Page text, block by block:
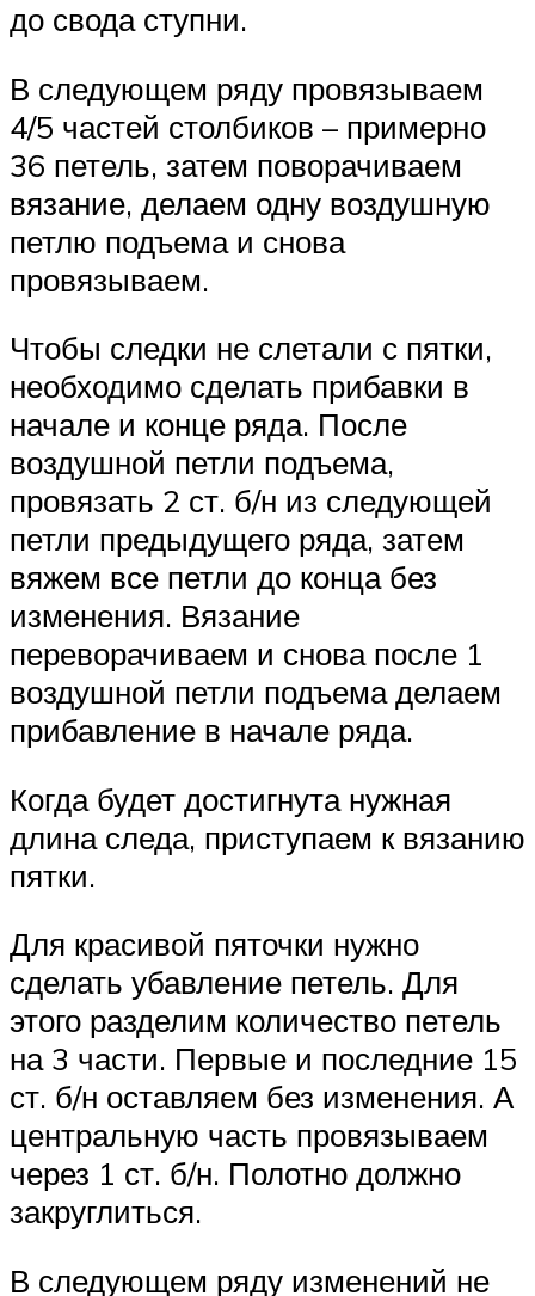
до свода ступни.
В следующем ряду провязываем
4/5 частей столбиков – примерно
36 петель, затем поворачиваем
вязание, делаем одну воздушную
петлю подъема и снова
провязываем.
Чтобы следки не слетали с пятки,
необходимо сделать прибавки в
начале и конце ряда. После
воздушной петли подъема,
провязать 2 ст. б/н из следующей
петли предыдущего ряда, затем
вяжем все петли до конца без
изменения. Вязание
переворачиваем и снова после 1
воздушной петли подъема делаем
прибавление в начале ряда.
Когда будет достигнута нужная
длина следа, приступаем к вязанию
пятки.
Для красивой пяточки нужно
сделать убавление петель. Для
этого разделим количество петель
на 3 части. Первые и последние 15
ст. б/н оставляем без изменения. А
центральную часть провязываем
через 1 ст. б/н. Полотно должно
закруглиться.
В следующем ряду изменений не